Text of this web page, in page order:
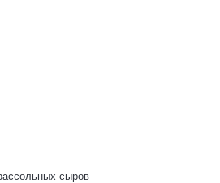
сыров